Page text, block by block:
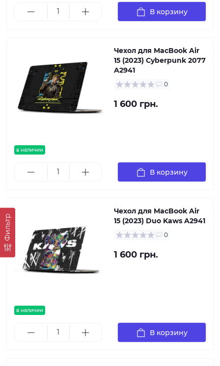
Фильтр
В корзину
в наличии
Чехол для MacBook Air
15 (2023) Cyberpunk 2077
A2941
0
1 600 грн.
В корзину
в наличии
Чехол для MacBook Air
15 (2023) Duo Kaws A2941
0
1 600 грн.
В корзину